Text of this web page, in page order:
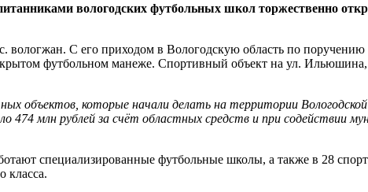
вологодских футбольных школ торжественно
вологжан. С его приходом в Вологодскую область по
футбольном манеже. Спортивный объект на ул. Ильюшина,
объектов, которые начали делать на территории
474 млн рублей за счёт областных средств и при содействии
специализированные футбольные школы, а также в 28
класса.